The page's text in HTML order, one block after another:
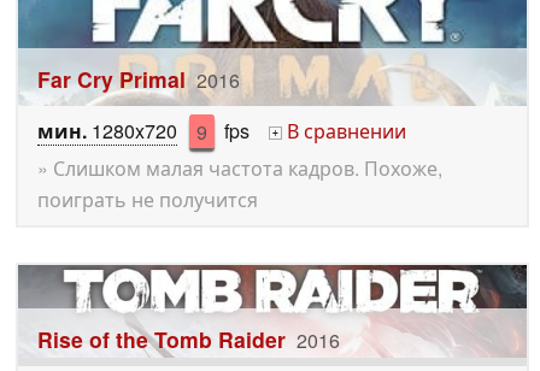
Far Cry Primal 2016
мин. 1280x720 9 fps +
В сравнении
» Слишком малая частота кадров. Похоже,
поиграть не получится
Rise of the Tomb Raider 2016